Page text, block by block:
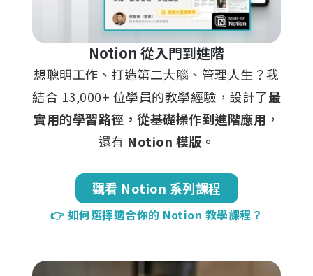
Notion 從入門到進階
想聰明工作、打造第二大腦、管理人生？我
結合 13,000+ 位學員的教學經驗，設計了最
實用的學習路徑，從基礎操作到進階應用 ，
還有 Notion 模版。
觀看 Notion 系列課程
👉 如何選擇適合你的 Notion 教學課程？